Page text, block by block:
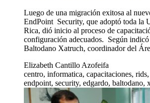
Luego de una migración exitosa al
EndPoint Security, que adoptó toda la
Rica, dió inicio al proceso de
configuración adecuados. Según
Baltodano Xatruch, coordinador del
Elizabeth Cantillo Azofeifa
centro, informatica, capacitaciones,
endpoint, security, edgardo, baltodano,